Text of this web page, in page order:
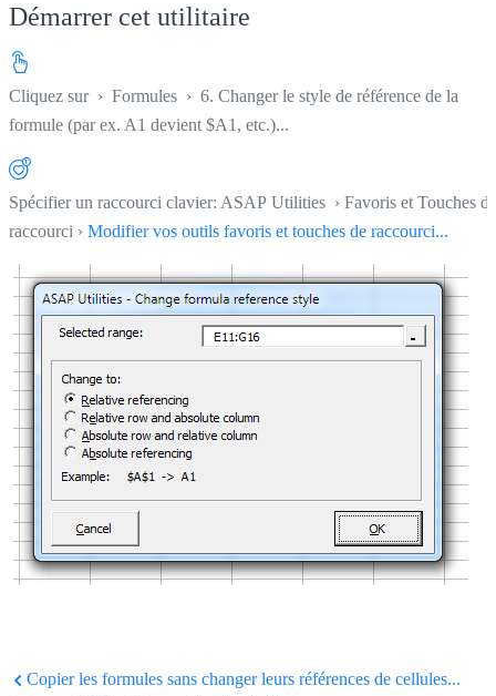
Démarrer cet utilitaire
Cliquez sur › Formules › 6. Changer le style de référence de la
formule (par ex. A1 devient $A1, etc.)...
Spécifier un raccourci clavier: ASAP Utilities › Favoris et Touches de
raccourci › Modifier vos outils favoris et touches de raccourci...
Copier les formules sans changer leurs références de cellules...